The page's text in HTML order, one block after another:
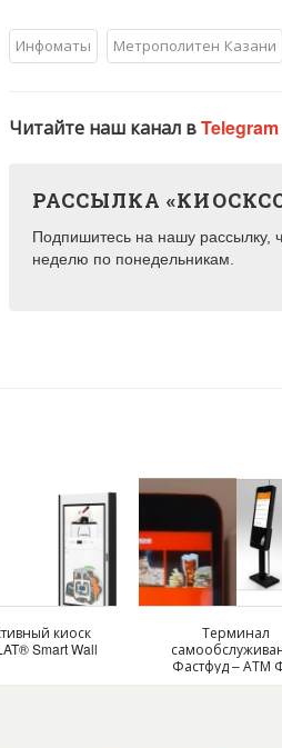
Инфоматы Метрополитен Казани
Читайте наш канал вTelegram
РАССЫЛКА
Подпишитесь на нашу рассылку,
неделю по понедельникам.
киоск
Smart Wall
Терминал
Фастфуд – АТМ